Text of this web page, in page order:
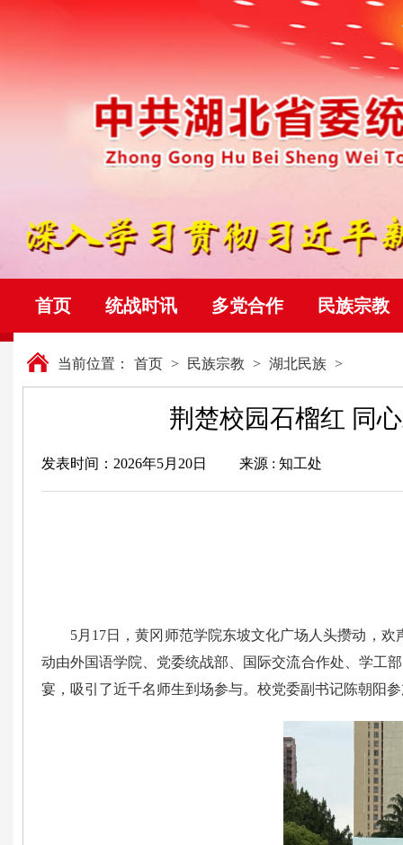
首页 统战时讯 多党合作 民族宗教
当前位置： 首页 > 民族宗教 > 湖北民族 >
荆楚校园石榴红 同
发表时间：2026年5月20日 来源 : 知工处
5月17日，黄冈师范学院东坡文化广场人头攒动，
动由外国语学院、党委统战部、国际交流合作处、学工
宴，吸引了近千名师生到场参与。校党委副书记陈朝阳